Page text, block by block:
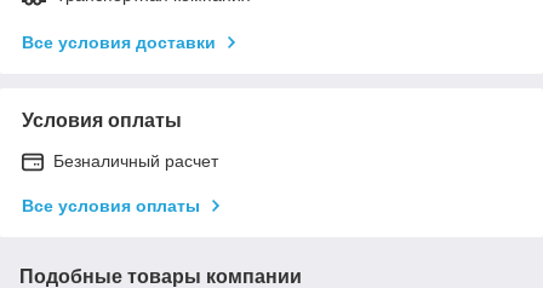
Все условия доставки
Условия оплаты
Безналичный расчет
Все условия оплаты
Подобные товары компании